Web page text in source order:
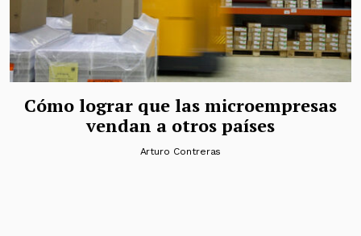
Cómo lograr que las microempresas
vendan a otros países
Arturo Contreras